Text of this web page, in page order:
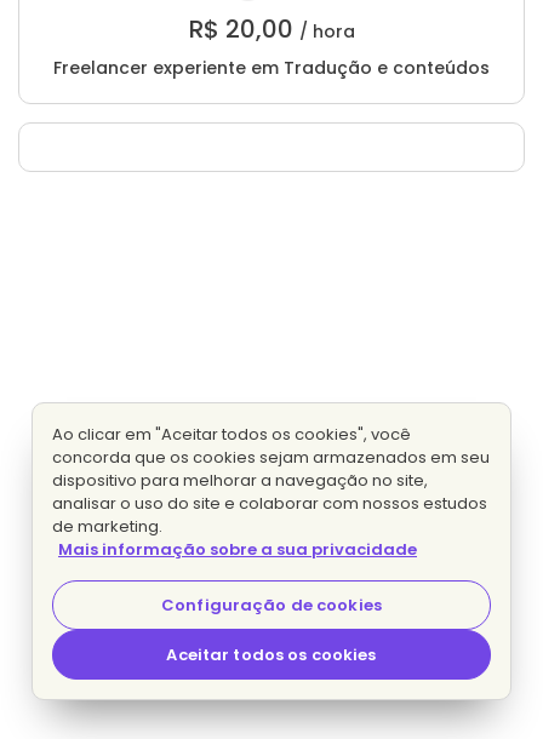
R$ 20,00 / hora
Freelancer experiente em Tradução e conteúdos
Ao clicar em "Aceitar todos os cookies", você
concorda que os cookies sejam armazenados em seu
dispositivo para melhorar a navegação no site,
analisar o uso do site e colaborar com nossos estudos
de marketing.
Mais informação sobre a sua privacidade
Configuração de cookies
Aceitar todos os cookies